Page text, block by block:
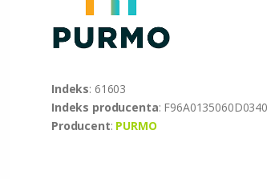
Indeks: 61603
Indeks producenta: F96A0135060D0340
Producent: PURMO